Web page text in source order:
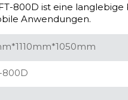
800D ist eine
Anwendungen.
800D